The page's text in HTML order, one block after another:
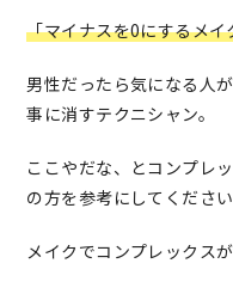
「マイナスを0にするメイ
男性だったら気になる人
事に消すテクニシャン。
ここやだな、とコンプレ
の方を参考にしてください
メイクでコンプレックス